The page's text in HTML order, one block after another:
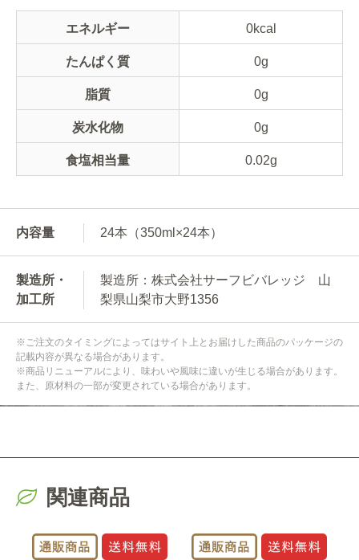
エネルギー 0kcal
たんぱく質 0g
脂質 0g
炭水化物 0g
食塩相当量 0.02g
内容量 24本（350ml×24本）
製造所・
加工所
製造所：株式会社サーフビバレッジ 山
梨県山梨市大野1356
※ご注文のタイミングによってはサイト上とお届けした商品のパッケージの
記載内容が異なる場合があります。
※商品リニューアルにより、味わいや風味に違いが生じる場合があります。
また、原材料の一部が変更されている場合があります。
関連商品